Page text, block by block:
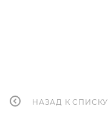
НАЗАД К СПИСКУ